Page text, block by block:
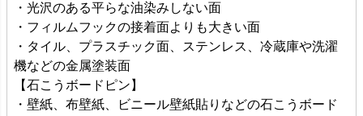
・光沢のある平らな油染みしない面
・フィルムフックの接着面よりも大きい面
・タイル、プラスチック面、ステンレス、冷蔵庫や洗濯
機などの金属塗装面
【石こうボードピン】
・壁紙、布壁紙、ビニール壁紙貼りなどの石こうボード